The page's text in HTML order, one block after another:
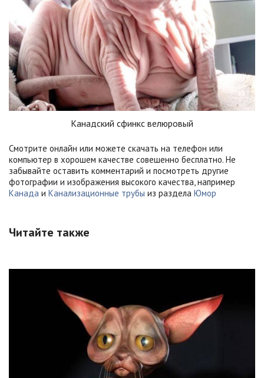
Канадский сфинкс велюровый
Смотрите онлайн или можете скачать на телефон или
компьютер в хорошем качестве совешенно бесплатно. Не
забывайте оставить комментарий и посмотреть другие
фотографии и изображения высокого качества, например
Канада и Канализационные трубы из раздела Юмор
Читайте также